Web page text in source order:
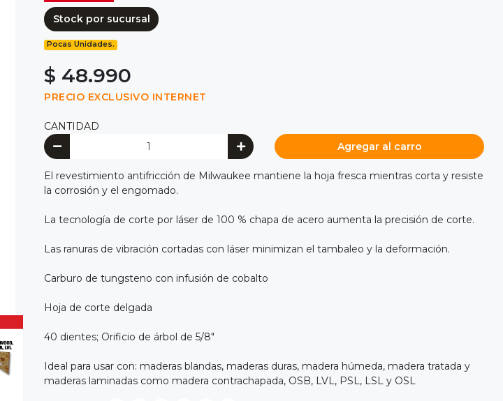
Stock por sucursal
Pocas Unidades.
$ 48.990
PRECIO EXCLUSIVO INTERNET
CANTIDAD
Agregar al carro
El revestimiento antifricción de Milwaukee mantiene la hoja fresca mientras corta y resiste
la corrosión y el engomado.
La tecnología de corte por láser de 100 % chapa de acero aumenta la precisión de corte.
Las ranuras de vibración cortadas con láser minimizan el tambaleo y la deformación.
Carburo de tungsteno con infusión de cobalto
Hoja de corte delgada
40 dientes; Orificio de árbol de 5/8"
Ideal para usar con: maderas blandas, maderas duras, madera húmeda, madera tratada y
maderas laminadas como madera contrachapada, OSB, LVL, PSL, LSL y OSL